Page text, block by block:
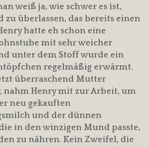
weiß ja, wie schwer es ist,
zu überlassen, das bereits einen
hatte eh schon eine
mit sehr weicher
unter dem Stoff wurde ein
regelmäßig erwärmt.
überraschend Mutter
nahm Henry mit zur Arbeit, um
neu gekauften
und der dünnen
in den winzigen Mund passte,
zu nähren. Kein Zweifel, die